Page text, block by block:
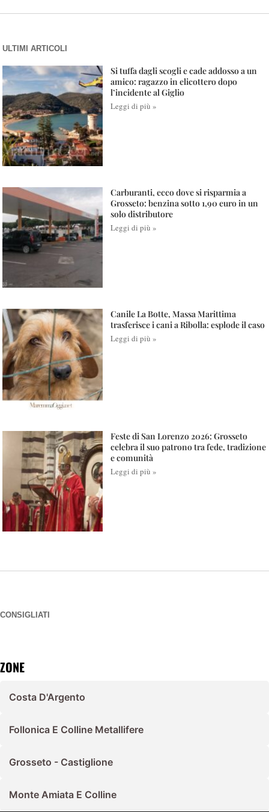
ULTIMI ARTICOLI
Si tuffa dagli scogli e cade addosso a un
amico: ragazzo in elicottero dopo
l’incidente al Giglio
Leggi di più »
Carburanti, ecco dove si risparmia a
Grosseto: benzina sotto 1,90 euro in un
solo distributore
Leggi di più »
Canile La Botte, Massa Marittima
trasferisce i cani a Ribolla: esplode il caso
Leggi di più »
Feste di San Lorenzo 2026: Grosseto
celebra il suo patrono tra fede, tradizione
e comunità
Leggi di più »
CONSIGLIATI
ZONE
Costa D'Argento
Follonica E Colline Metallifere
Grosseto - Castiglione
Monte Amiata E Colline